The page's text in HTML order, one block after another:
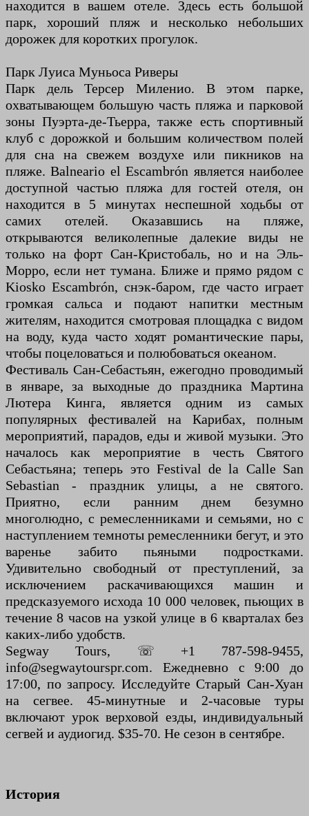
находится в вашем отеле. Здесь есть большой
парк, хороший пляж и несколько небольших
дорожек для коротких прогулок.
Парк Луиса Муньоса Риверы
Парк дель Терсер Миленио. В этом парке,
охватывающем большую часть пляжа и парковой
зоны Пуэрта-де-Тьерра, также есть спортивный
клуб с дорожкой и большим количеством полей
для сна на свежем воздухе или пикников на
пляже. Balneario el Escambrón является наиболее
доступной частью пляжа для гостей отеля, он
находится в 5 минутах неспешной ходьбы от
самих отелей. Оказавшись на пляже,
открываются великолепные далекие виды не
только на форт Сан-Кристобаль, но и на Эль-
Морро, если нет тумана. Ближе и прямо рядом с
Kiosko Escambrón, снэк-баром, где часто играет
громкая сальса и подают напитки местным
жителям, находится смотровая площадка с видом
на воду, куда часто ходят романтические пары,
чтобы поцеловаться и полюбоваться океаном.
Фестиваль Сан-Себастьян, ежегодно проводимый
в январе, за выходные до праздника Мартина
Лютера Кинга, является одним из самых
популярных фестивалей на Карибах, полным
мероприятий, парадов, еды и живой музыки. Это
началось как мероприятие в честь Святого
Себастьяна; теперь это Festival de la Calle San
Sebastian - праздник улицы, а не святого.
Приятно, если ранним днем ​​безумно
многолюдно, с ремесленниками и семьями, но с
наступлением темноты ремесленники бегут, и это
варенье забито пьяными подростками.
Удивительно свободный от преступлений, за
исключением раскачивающихся машин и
предсказуемого исхода 10 000 человек, пьющих в
течение 8 часов на узкой улице в 6 кварталах без
каких-либо удобств.
Segway Tours, ☏ +1 787-598-9455,
info@segwaytourspr.com. Ежедневно с 9:00 до
17:00, по запросу. Исследуйте Старый Сан-Хуан
на сегвее. 45-минутные и 2-часовые туры
включают урок верховой езды, индивидуальный
сегвей и аудиогид. $35-70. Не сезон в сентябре.
История